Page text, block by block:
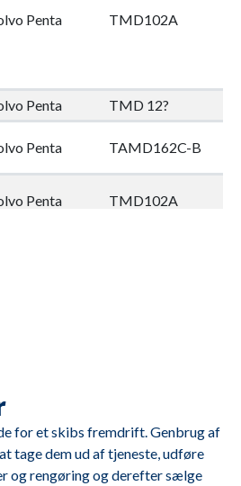
Penta TMD102A
Penta TMD 12?
Penta TAMD162C-B
Penta TMD102A
for et skibs fremdrift. Genbrug af
tage dem ud af tjeneste, udføre
og rengøring og derefter sælge